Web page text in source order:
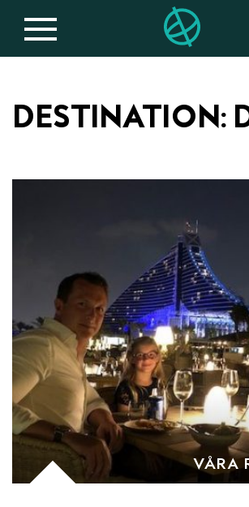
DESTINATION:
VÅRA